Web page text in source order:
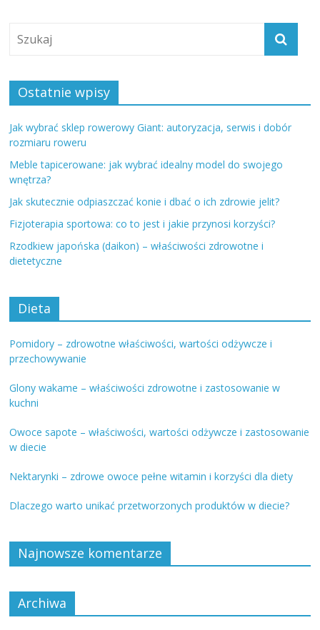
Ostatnie wpisy
Jak wybrać sklep rowerowy Giant: autoryzacja, serwis i dobór
rozmiaru roweru
Meble tapicerowane: jak wybrać idealny model do swojego
wnętrza?
Jak skutecznie odpiaszczać konie i dbać o ich zdrowie jelit?
Fizjoterapia sportowa: co to jest i jakie przynosi korzyści?
Rzodkiew japońska (daikon) – właściwości zdrowotne i
dietetyczne
Dieta
Pomidory – zdrowotne właściwości, wartości odżywcze i
przechowywanie
Glony wakame – właściwości zdrowotne i zastosowanie w
kuchni
Owoce sapote – właściwości, wartości odżywcze i zastosowanie
w diecie
Nektarynki – zdrowe owoce pełne witamin i korzyści dla diety
Dlaczego warto unikać przetworzonych produktów w diecie?
Najnowsze komentarze
Archiwa